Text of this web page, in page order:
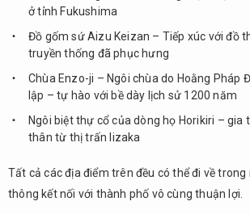
ở tỉnh Fukushima
Đồ gốm sứ Aizu Keizan – Tiếp xúc với đồ
truyền thống đã phục hưng
Chùa Enzo-ji – Ngôi chùa do Hoằng Pháp
lập – tự hào với bề dày lịch sử 1200 năm
Ngôi biệt thự cổ của dòng họ Horikiri – gia
thân từ thị trấn Iizaka
Tất cả các địa điểm trên đều có thể đi về trong
thông kết nối với thành phố vô cùng thuận lợi.